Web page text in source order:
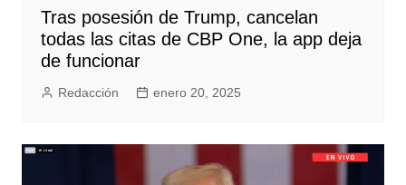
Tras posesión de Trump, cancelan
todas las citas de CBP One, la app deja
de funcionar
Redacción enero 20, 2025